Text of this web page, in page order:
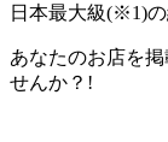
日本最大級(※1)
あなたのお店を
せんか？!